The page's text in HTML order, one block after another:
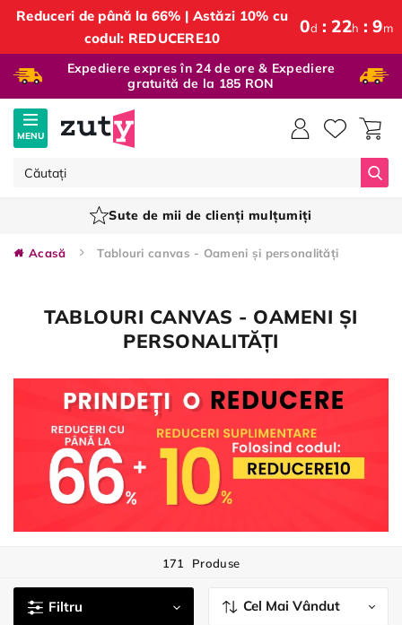
Reduceri de până la 66% | Astăzi 10% cu
codul: REDUCERE10
0d 22h 9m
Expediere expres în 24 de ore & Expediere
gratuită de la 185 RON
MENU
Sute de mii de clienți mulțumiți
Acasă Tablouri canvas - Oameni și personalități
TABLOURI CANVAS - OAMENI ȘI
PERSONALITĂȚI
Filtru Cel Mai Vândut
171 Produse